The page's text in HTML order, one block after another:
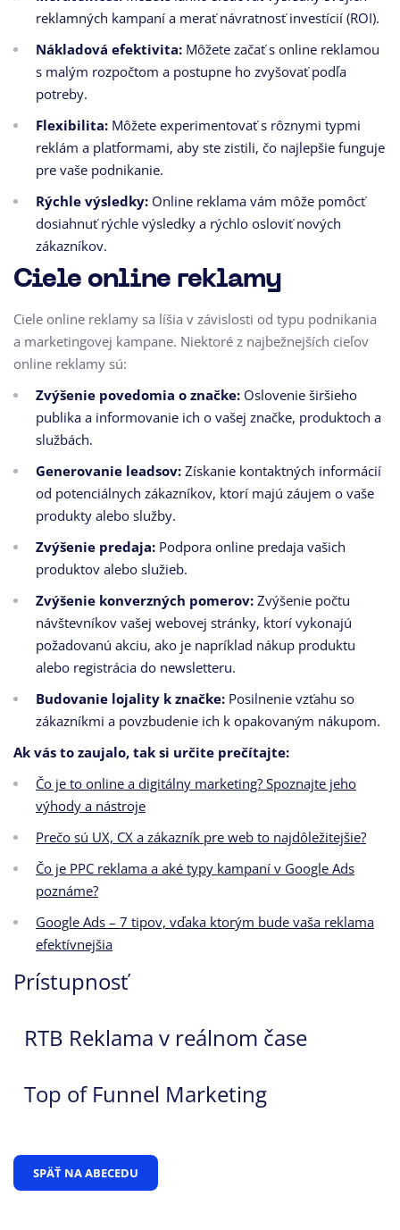
reklamných kampaní a merať návratnosť investícií (ROI).
Nákladová efektivita: Môžete začať s online reklamou
s malým rozpočtom a postupne ho zvyšovať podľa
potreby.
Flexibilita: Môžete experimentovať s rôznymi typmi
reklám a platformami, aby ste zistili, čo najlepšie funguje
pre vaše podnikanie.
Rýchle výsledky: Online reklama vám môže pomôcť
dosiahnuť rýchle výsledky a rýchlo osloviť nových
zákazníkov.
Ciele online reklamy
Ciele online reklamy sa líšia v závislosti od typu podnikania
a marketingovej kampane. Niektoré z najbežnejších cieľov
online reklamy sú:
Zvýšenie povedomia o značke: Oslovenie širšieho
publika a informovanie ich o vašej značke, produktoch a
službách.
Generovanie leadsov: Získanie kontaktných informácií
od potenciálnych zákazníkov, ktorí majú záujem o vaše
produkty alebo služby.
Zvýšenie predaja: Podpora online predaja vašich
produktov alebo služieb.
Zvýšenie konverzných pomerov: Zvýšenie počtu
návštevníkov vašej webovej stránky, ktorí vykonajú
požadovanú akciu, ako je napríklad nákup produktu
alebo registrácia do newsletteru.
Budovanie lojality k značke: Posilnenie vzťahu so
zákazníkmi a povzbudenie ich k opakovaným nákupom.
Ak vás to zaujalo, tak si určite prečítajte:
Čo je to online a digitálny marketing? Spoznajte jeho
výhody a nástroje
Prečo sú UX, CX a zákazník pre web to najdôležitejšie?
Čo je PPC reklama a aké typy kampaní v Google Ads
poznáme?
Google Ads – 7 tipov, vďaka ktorým bude vaša reklama
efektívnejšia
Prístupnosť
RTB Reklama v reálnom čase
Top of Funnel Marketing
SPÄŤ NA ABECEDU